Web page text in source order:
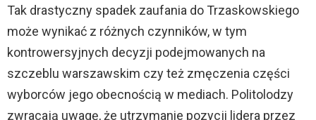
Tak drastyczny spadek zaufania do Trzaskowskiego
może wynikać z różnych czynników, w tym
kontrowersyjnych decyzji podejmowanych na
szczeblu warszawskim czy też zmęczenia części
wyborców jego obecnością w mediach. Politolodzy
zwracają uwagę, że utrzymanie pozycji lidera przez